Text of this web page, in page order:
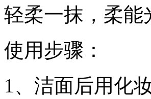
轻柔一抹，柔能
使用步骤：
1、洁面后用化